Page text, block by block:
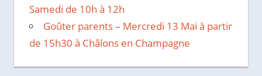
Samedi de 10h à 12h
Goûter parents – Mercredi 13 Mai à partir
de 15h30 à Châlons en Champagne